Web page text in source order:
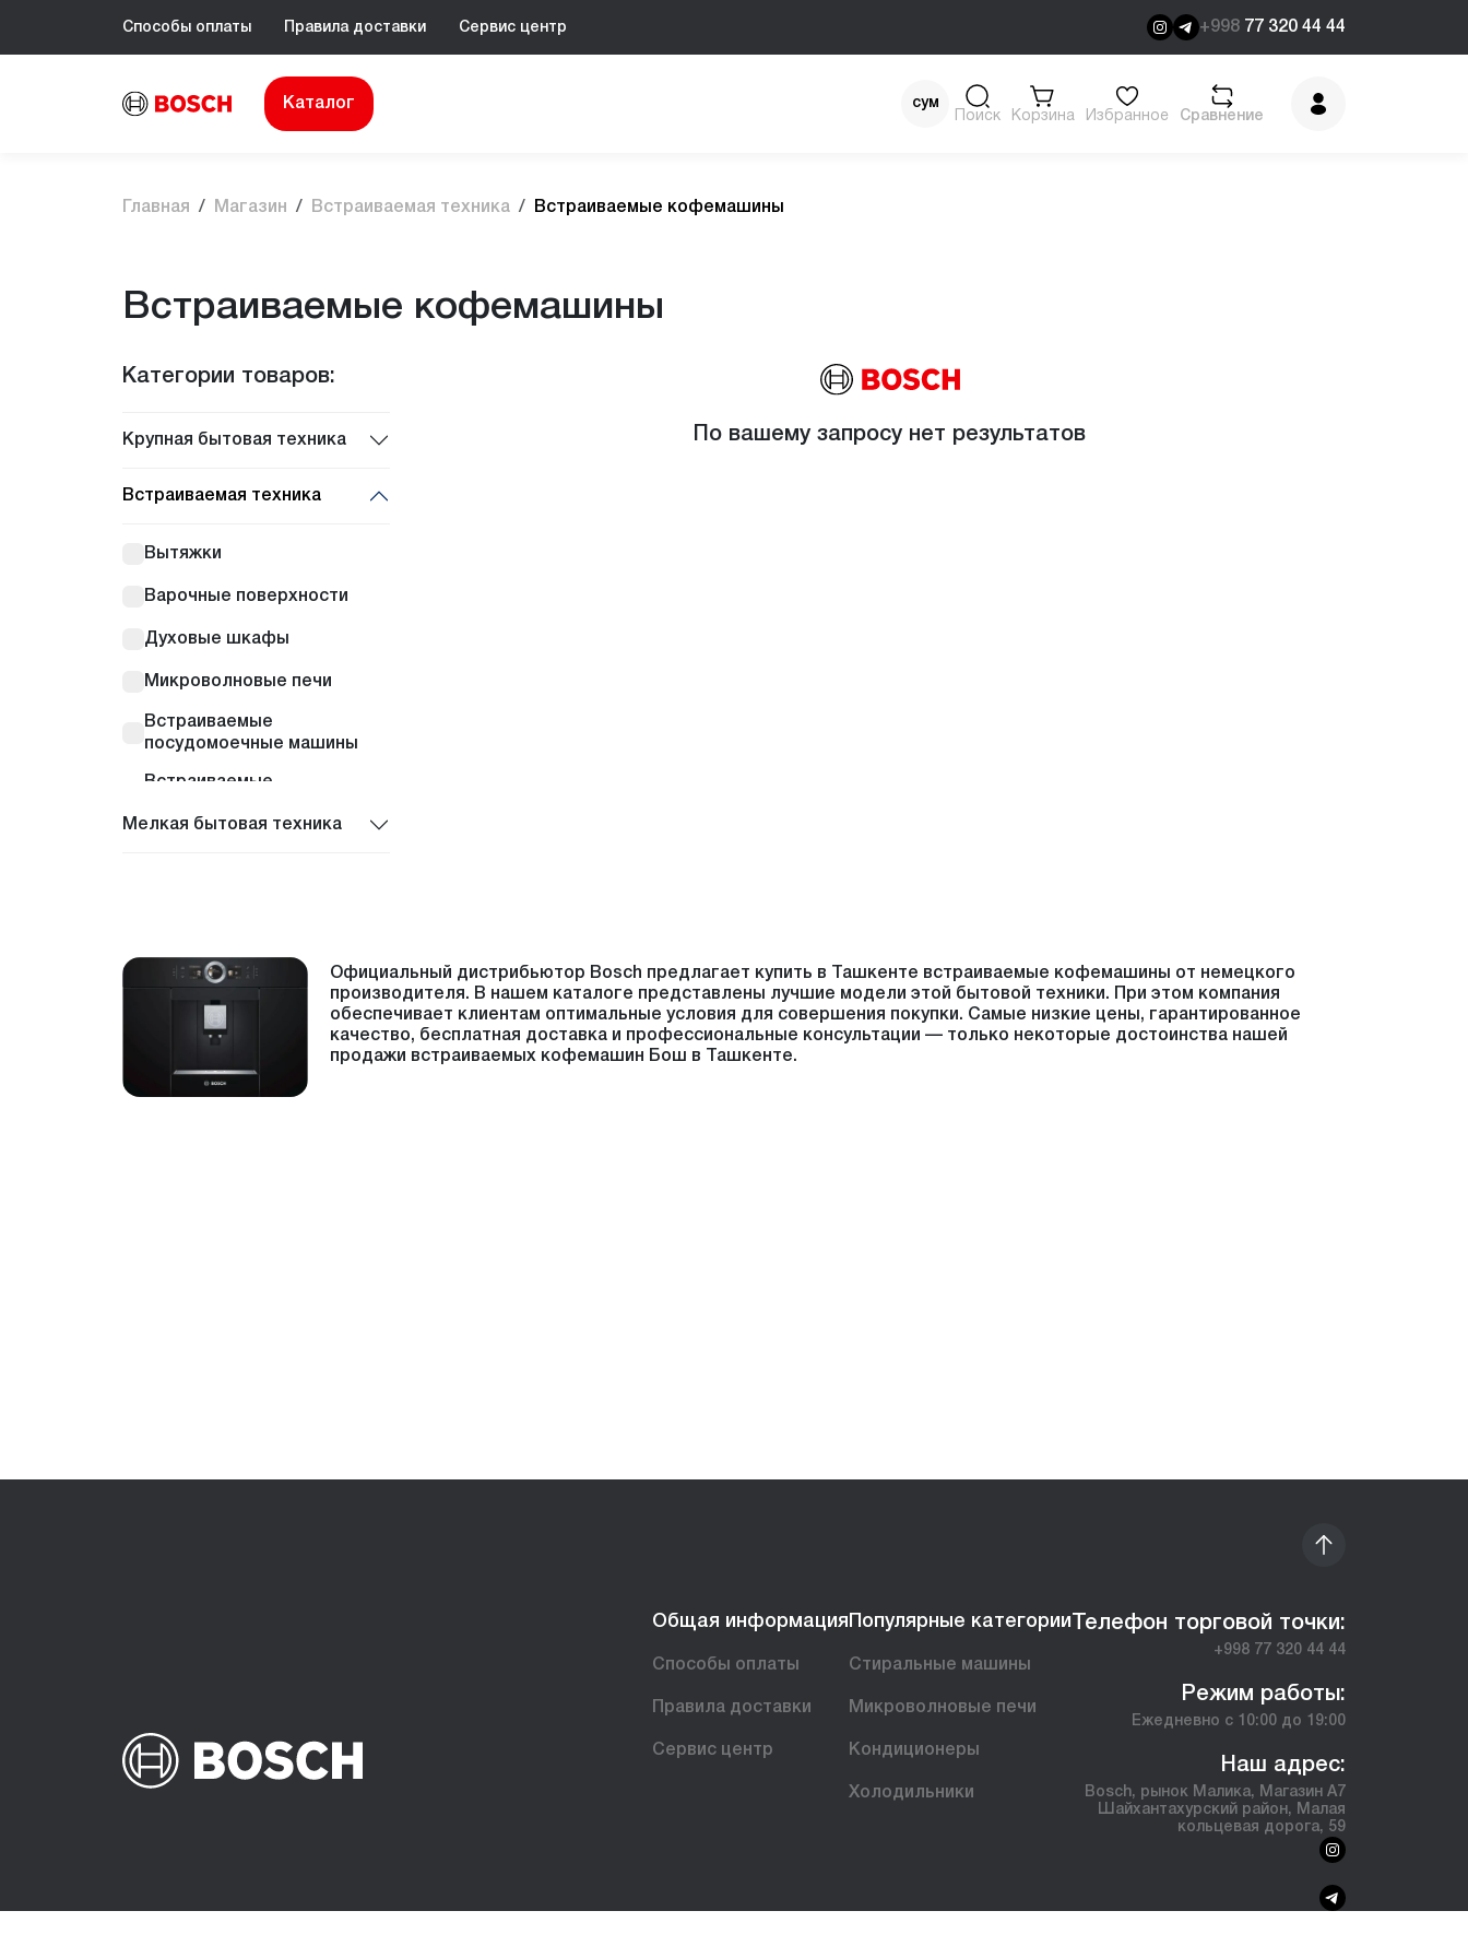
Способы оплаты Правила доставки Сервис центр +998 77 320 44 44
Каталог сум
Поиск Корзина Избранное Сравнение
Главная Магазин Встраиваемая техника Встраиваемые кофемашины
Встраиваемые кофемашины
Категории товаров:
Крупная бытовая техника
Встраиваемая техника
Вытяжки
Варочные поверхности
Духовые шкафы
Микроволновые печи
Встраиваемые
посудомоечные машины
Встраиваемые
Мелкая бытовая техника
По вашему запросу нет результатов
Официальный дистрибьютор Bosch предлагает купить в Ташкенте встраиваемые кофемашины от немецкого
производителя. В нашем каталоге представлены лучшие модели этой бытовой техники. При этом компания
обеспечивает клиентам оптимальные условия для совершения покупки. Самые низкие цены, гарантированное
качество, бесплатная доставка и профессиональные консультации — только некоторые достоинства нашей
продажи встраиваемых кофемашин Бош в Ташкенте.
Общая информация
Способы оплаты
Правила доставки
Сервис центр
Популярные категории
Стиральные машины
Микроволновые печи
Кондиционеры
Холодильники
Телефон торговой точки:
+998 77 320 44 44
Режим работы:
Ежедневно с 10:00 до 19:00
Наш адрес:
Bosch, рынок Малика, Магазин А7
Шайхантахурский район, Малая
кольцевая дорога, 59